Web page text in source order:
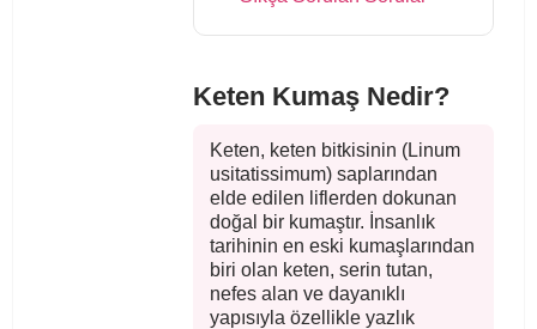
Keten Kumaş Nedir?
Keten, keten bitkisinin (Linum
usitatissimum) saplarından
elde edilen liflerden dokunan
doğal bir kumaştır. İnsanlık
tarihinin en eski kumaşlarından
biri olan keten, serin tutan,
nefes alan ve dayanıklı
yapısıyla özellikle yazlık